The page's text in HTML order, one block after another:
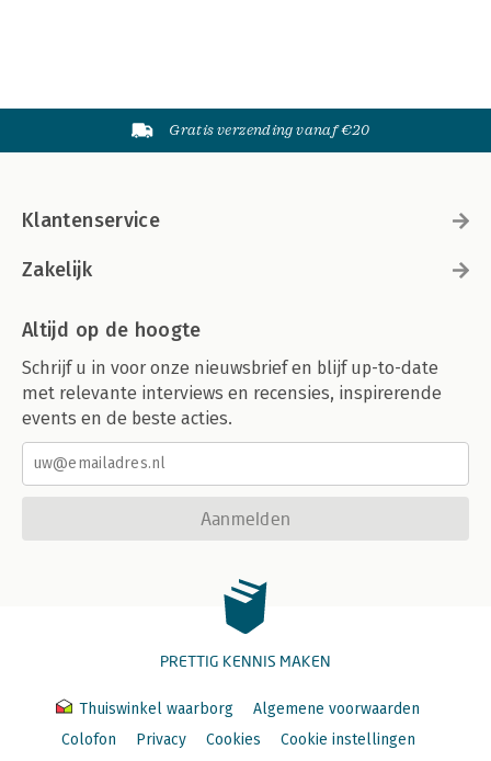
Gratis verzending vanaf €20
Klantenservice
Zakelijk
Altijd op de hoogte
Schrijf u in voor onze nieuwsbrief en blijf up-to-date
met relevante interviews en recensies, inspirerende
events en de beste acties.
Aanmelden
PRETTIG KENNIS MAKEN
Thuiswinkel waarborg
Algemene voorwaarden
Colofon
Privacy Cookies
Cookie instellingen